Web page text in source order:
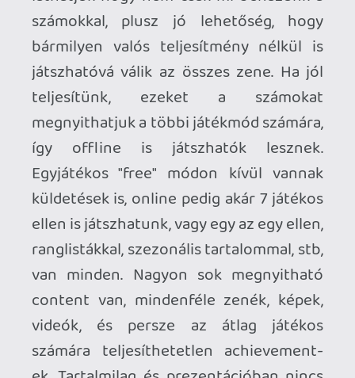
többnyire azért elfogadja az inputokat,
de már rövid távon is előfordulhatnak
kisebb megakadások, amik tönkreteszik
az élményt és garantáltan elrontják a
kombókat. Mivel az egész játék amúgy
erre épül, így ez ebben a formában
elfogadhatatlan és értelmetlenné teszi
mindenféle erőfeszítésünket. Sajnos itt
már nem a játék ellen játszunk, hanem a
lag spike-ok ellen. Hardcore
ritmusjátékként így a cloud verzió
megbukott, viszont ha figyelembe
vesszük a robusztus tartalmat, kiváló
hangulatot, casual címként még úgy-
ahogy érdekes és vissza-visszatérhetünk
hozzá egy kicsit chill-elni. Picit csalódás,
de lehet meghozza párak kedvét a
hagyományos (nem-streaming)
változatokhoz.